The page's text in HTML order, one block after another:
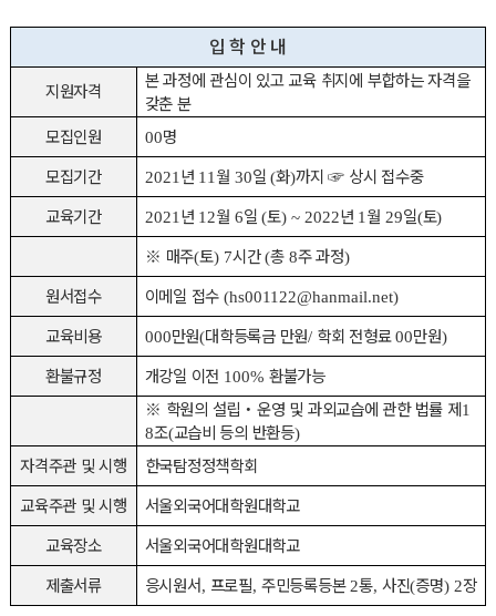
입 학 안 내
지원자격
본 과정에 관심이 있고 교육 취지에 부합하는 자격을
갖춘 분
모집인원
00명
모집기간
2021 년 11 월 30일(화)까지☞ 상시 접수중
교육기간
2021 년 12월 6일(토) ~ 2022년 1 월 29일(토)
※ 매주(토) 7시간(총 8주 과정)
원서접수 이메일 접수 (hs001122@hanmail.net)
교육비용 000만원(대학등록금 만원/ 학회 전형료00만원)
환불규정 개강일 이전 100% 환불가능
※ 학원의 설립 ‧운영 및 과외교습에 관한 법률 제1
8조(교습비 등의 반환등)
자격주관 및 시행
한국탐정정책학회
교육주관 및 시행
서울외국어대학원대학교
교육장소
서울외국어대학원대학교
제출서류
응시원서, 프로필, 주민등록등본 2통, 사진(증명) 2장